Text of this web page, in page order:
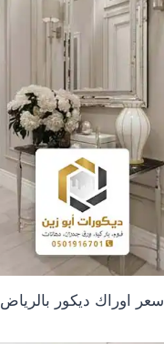
سعر اوراك ديكور بالرياض